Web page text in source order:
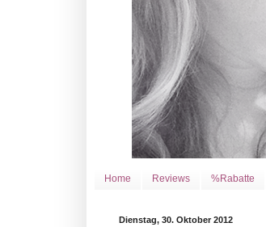
Home Reviews %Rabatte
Dienstag, 30. Oktober 2012